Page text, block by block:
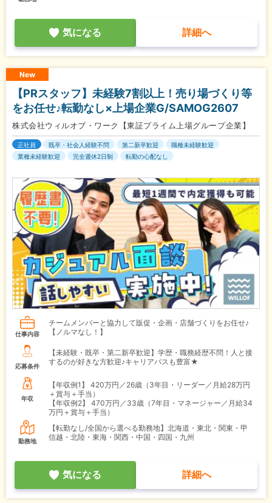
気になる 詳細へ
New
【PRスタッフ】未経験7割以上！売り場づくり等
をお任せ♪転勤なし×上場企業G/SAMOG2607
株式会社ウィルオブ・ワーク【東証プライム上場グループ企業】
正社員 既卒・社会人経験不問 第二新卒歓迎
職種未経験歓迎
業種未経験歓迎
完全週休2日制 転勤の心配なし
仕事内容
チームメンバーと協力して販促・企画・店舗づくりをお任せ♪
【ノルマなし！】
応募条件
【未経験・既卒・第二新卒歓迎】学歴・職務経歴不問！人と接
するのが好きな方歓迎♪キャリアパスも豊富★
年収
【年収例1】
420万円／26歳（3年目・リーダー／月給28万円
＋賞与＋手当）
【年収例2】
470万円／33歳（7年目・マネージャー／月給34
万円＋賞与＋手当）
勤務地
【転勤なし/全国から選べる勤務地】北海道・東北・関東・甲
信越・北陸・東海・関西・中国・四国・九州
気になる 詳細へ